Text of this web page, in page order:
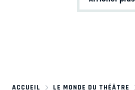
ACCUEIL LE MONDE DU THÉÂTRE